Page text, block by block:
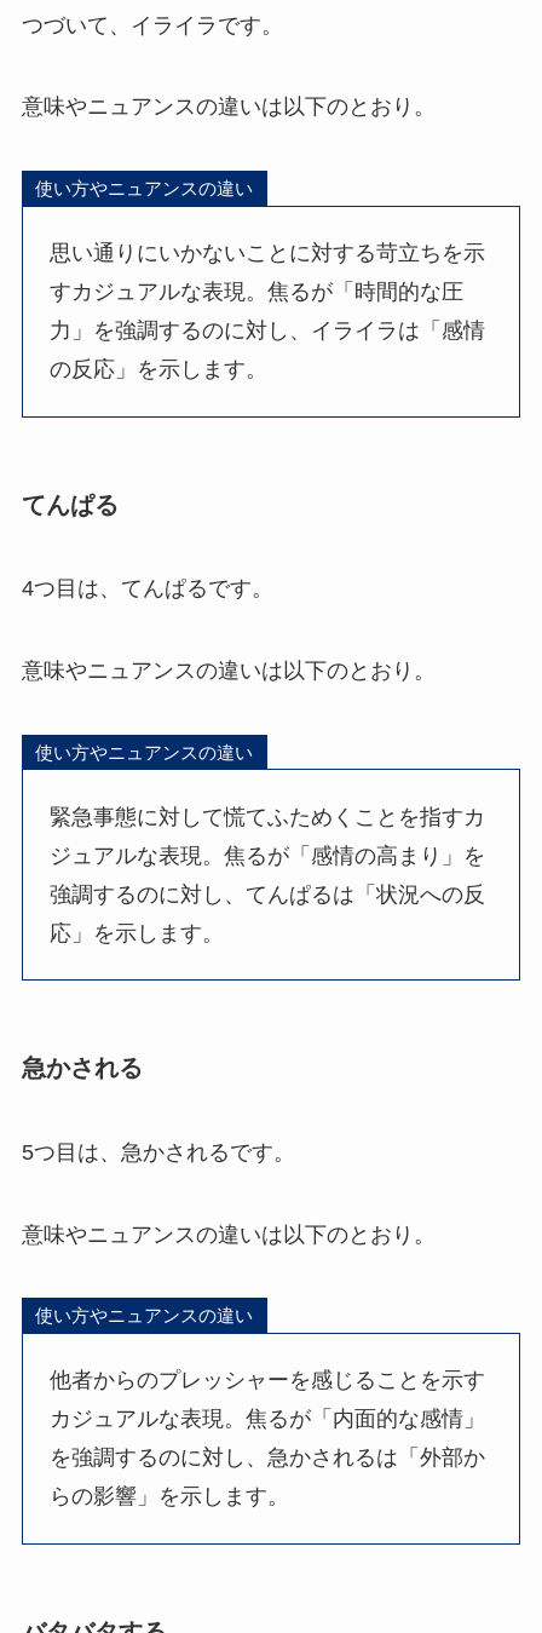
つづいて、イライラです。
意味やニュアンスの違いは以下のとおり。
使い方やニュアンスの違い
思い通りにいかないことに対する苛立ちを示
すカジュアルな表現。焦るが「時間的な圧
力」を強調するのに対し、イライラは「感情
の反応」を示します。
てんぱる
4つ目は、てんぱるです。
意味やニュアンスの違いは以下のとおり。
使い方やニュアンスの違い
緊急事態に対して慌てふためくことを指すカ
ジュアルな表現。焦るが「感情の高まり」を
強調するのに対し、てんぱるは「状況への反
応」を示します。
急かされる
5つ目は、急かされるです。
意味やニュアンスの違いは以下のとおり。
使い方やニュアンスの違い
他者からのプレッシャーを感じることを示す
カジュアルな表現。焦るが「内面的な感情」
を強調するのに対し、急かされるは「外部か
らの影響」を示します。